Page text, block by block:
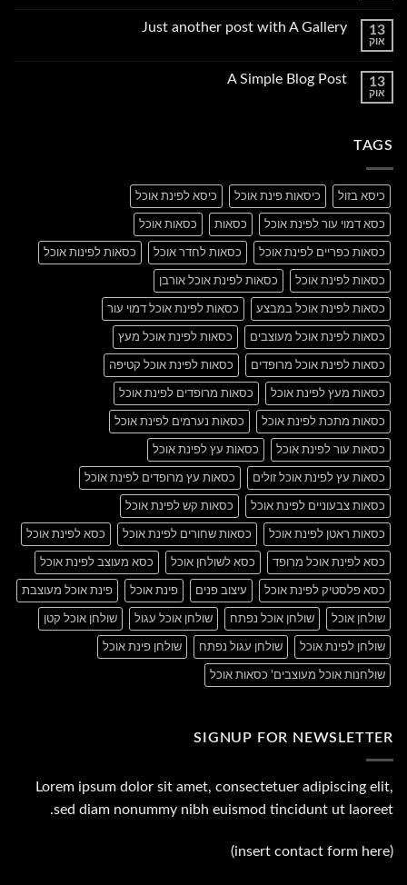
Welcome
13
אוק
Just another post with A Gallery
Just
13
אוק
A Simple Blog Post
TAGS
כיסא בזול כיסאות פינת אוכל כיסא לפינת אוכל
כסא דמוי עור לפינת אוכל כסאות כסאות אוכל
כסאות כפריים לפינת אוכל כסאות לחדר אוכל כסאות לפינות אוכל
כסאות לפינת אוכל כסאות לפינת אוכל אורבן
כסאות לפינת אוכל במבצע כסאות לפינת אוכל דמוי עור
כסאות לפינת אוכל מעוצבים כסאות לפינת אוכל מעץ
כסאות לפינת אוכל מרופדים כסאות לפינת אוכל קטיפה
כסאות מעץ לפינת אוכל כסאות מרופדים לפינת אוכל
כסאות מתכת לפינת אוכל כסאות נערמים לפינת אוכל
כסאות עור לפינת אוכל כסאות עץ לפינת אוכל
כסאות עץ לפינת אוכל זולים כסאות עץ מרופדים לפינת אוכל
כסאות צבעוניים לפינת אוכל כסאות קש לפינת אוכל
כסאות ראטן לפינת אוכל כסאות שחורים לפינת אוכל כסא לפינת אוכל
כסא לפינת אוכל מרופד כסא לשולחן אוכל כסא מעוצב לפינת אוכל
כסא פלסטיק לפינת אוכל עיצוב פנים פינת אוכל פינת אוכל מעוצבת
שולחן אוכל שולחן אוכל נפתח שולחן אוכל עגול שולחן אוכל קטן
שולחן לפינת אוכל שולחן עגול נפתח שולחן פינת אוכל
שולחנות אוכל מעוצבים' כסאות אוכל
SIGNUP FOR NEWSLETTER
Lorem ipsum dolor sit amet, consectetuer adipiscing elit,
sed diam nonummy nibh euismod tincidunt ut laoreet.
(insert contact form here)